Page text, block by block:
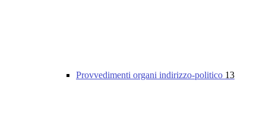
Provvedimenti organi indirizzo-politico 13